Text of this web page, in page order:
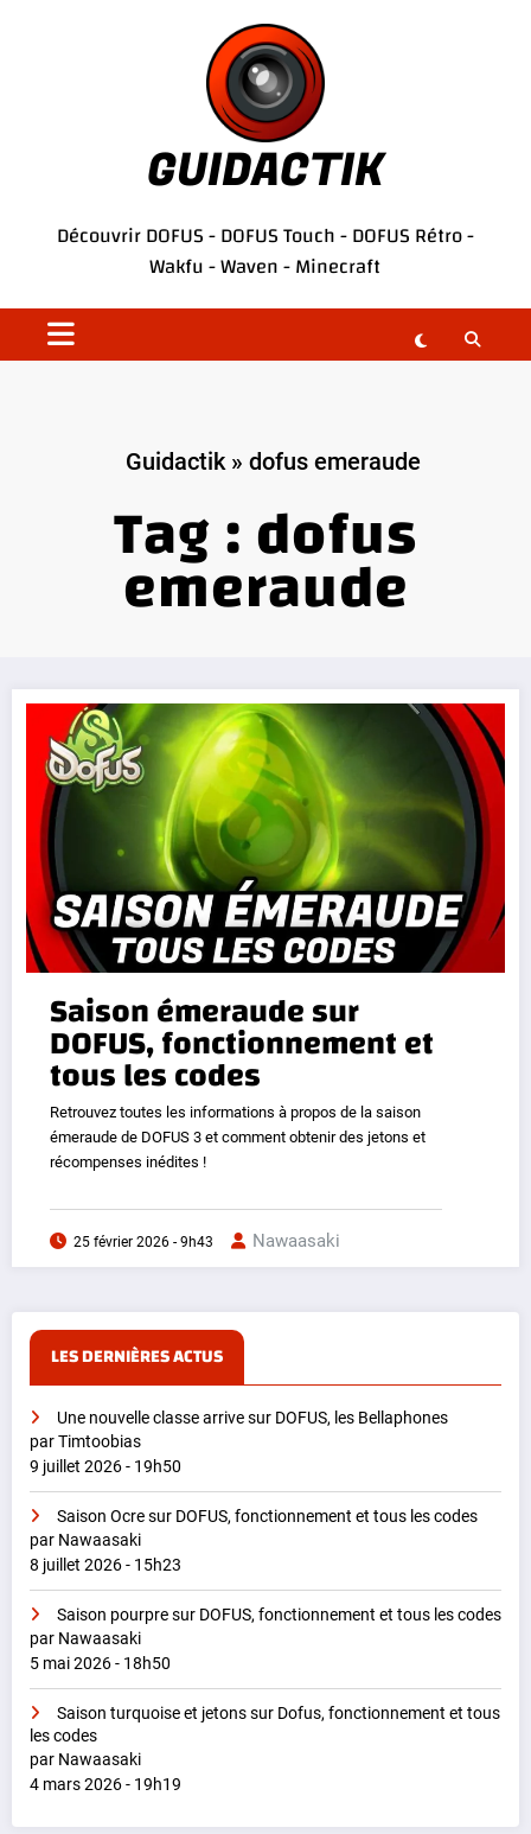
GUIDACTIK
DécouvrirDOFUS-DOFUS Touch-DOFUS Rétro-
Wakfu-Waven-Minecraft
Guidactik»dofus emeraude
Tag : dofus
emeraude
Saison émeraude sur
DOFUS, fonctionnement et
tous les codes
Retrouvez toutes les informations à propos de la saison
émeraude de DOFUS 3 et comment obtenir des jetons et
récompenses inédites !
25 février 2026 - 9h43 Nawaasaki
LES DERNIÈRES ACTUS
Une nouvelle classe arrive sur DOFUS, les Bellaphones
par Timtoobias
9 juillet 2026 - 19h50
Saison Ocre sur DOFUS, fonctionnement et tous les codes
par Nawaasaki
8 juillet 2026 - 15h23
Saison pourpre sur DOFUS, fonctionnement et tous les codes
par Nawaasaki
5 mai 2026 - 18h50
Saison turquoise et jetons sur Dofus, fonctionnement et tous
les codes
par Nawaasaki
4 mars 2026 - 19h19